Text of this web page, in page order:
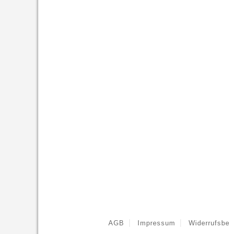
AGB Impressum